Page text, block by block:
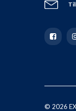
© 2026